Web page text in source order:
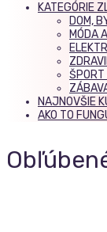
KATEGÓRIE
DOM,
MÓDA
ŠPORT
NAJNOVŠIE
AKO TO